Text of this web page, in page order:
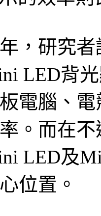
，研究
LED背
電腦、
。而在
LED及
位置。